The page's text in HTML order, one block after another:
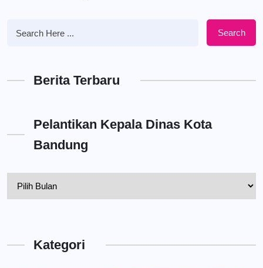
Search
Berita Terbaru
Pelantikan Kepala Dinas Kota
Bandung
BandungKategori